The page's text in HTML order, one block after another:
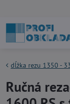
dĺžka rezu 1350 -
Ručná